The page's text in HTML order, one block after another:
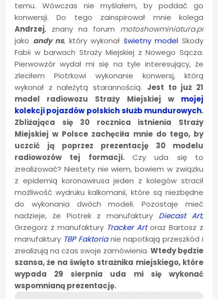
temu. Wówczas nie myślałem, by poddać go
konwersji. Do tego zainspirował mnie kolega
Andrzej, znany na forum motoshowminiatura.pl
jako andy ns, który wykonał świetny model Skody
Fabii w barwach Straży Miejskiej z Nowego Sącza.
Pierwowzór wydał mi się na tyle interesujący, że
zleciłem Piotrkowi wykonanie konwersj, którą
wykonał z należytą starannością. Jest to już 21
model radiowozu Straży Miejskiej wmojej
kolekcji pojazdów polskich służb mundurowych.
Zbliżająca się 30 rocznica istnienia Straży
Miejskiej w Polsce zachęciła mnie do tego, by
uczcić ją poprzez prezentację 30 modelu
radiowozów tej formacji. Czy uda się to
zrealizować? Niestety nie wiem, bowiem w związku
z epidemią koronawirusa jeden z kolegów stracił
możliwość wydruku kalkomanii, które są niezbędne
do wykonania dwóch modeli. Pozostaje mieć
nadzieje, że Piotrek z manufaktury Diecast Art,
Grzegorz z manufaktury Tracker Artoraz Bartosz z
manufaktury TBP Faktoria nie napotkają przeszkód i
zrealizują na czas swoje zamówienia.Wtedy będzie
szansa, że na święto strażnika miejskiego, które
wypada 29 sierpnia uda mi się wykonać
wspomnianą prezentację.